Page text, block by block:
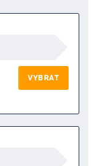
VYBRAT